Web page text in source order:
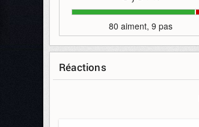
80 aiment, 9 pas
Réactions